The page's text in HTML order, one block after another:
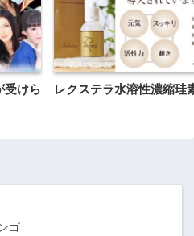
受けら
レクステラ水溶性濃縮珪
ゴ